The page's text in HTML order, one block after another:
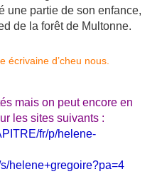
une partie de son enfance,
de la forêt de Multonne.
mais on peut encore en
les sites suivants :
fr/p/helene-
helene+gregoire?pa=4